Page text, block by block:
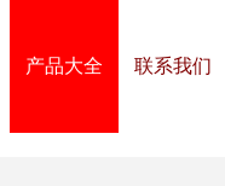
产品大全 联系我们